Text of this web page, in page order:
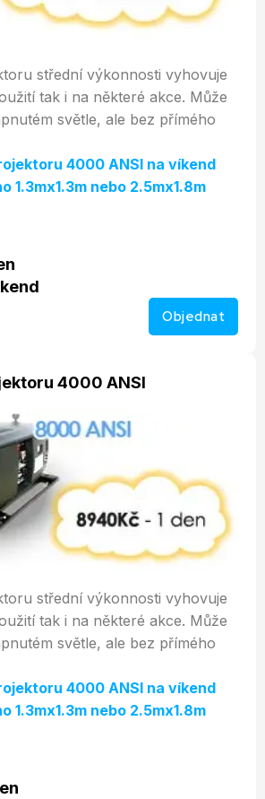
střední výkonnosti vyhovuje
tak i na některé akce. Může
světle, ale bez přímého
4000 ANSI na víkend
1.3mx1.3m nebo 2.5mx1.8m
Objednat
4000 ANSI
střední výkonnosti vyhovuje
tak i na některé akce. Může
světle, ale bez přímého
4000 ANSI na víkend
1.3mx1.3m nebo 2.5mx1.8m